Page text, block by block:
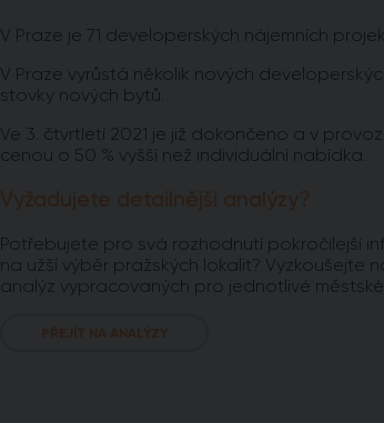
V Praze je 71 developerských nájemních
V Praze vyrůstá několik nových
stovky nových bytů.
Ve 3. čtvrtletí 2021 je již dokončeno a v
cenou o 50 % vyšší než individuální nabídka.
Vyžadujete detailnější analýzy?
Potřebujete pro svá rozhodnutí pokročilejší
na užší výběr pražských lokalit? Vyzkoušejte
analýz vypracovaných pro jednotlivé
PŘEJÍT NA ANALÝZY